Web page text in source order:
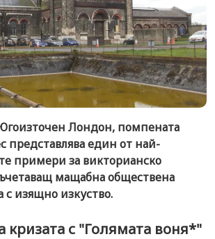
Лондон, помпената
представлява един от най-
примери за викторианско
мащабна обществена
с изящно изкуство.
кризата с "Голямата воня*"